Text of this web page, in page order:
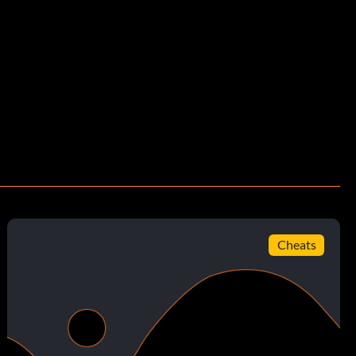
Cheats